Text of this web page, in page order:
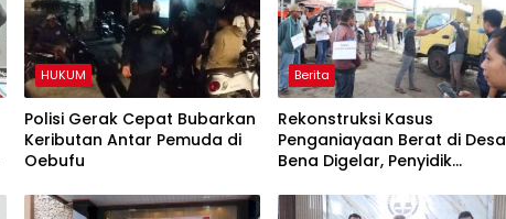
HUKUM
Polisi Gerak Cepat Bubarkan
Keributan Antar Pemuda di
Oebufu
Berita
Rekonstruksi Kasus
Penganiayaan Berat di Desa
Bena Digelar, Penyidik